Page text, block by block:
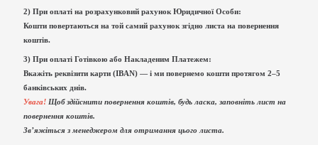
2) При оплаті на розрахунковий рахунок Юридичної Особи:
Кошти повертаються на той самий рахунок згідно листа на повернення
коштів.
3) При оплаті Готівкою або Накладеним Платежем:
Вкажіть реквізити карти (IBAN) — і ми повернемо кошти протягом 2–5
банківських днів.
Увага! Щоб здійснити повернення коштів, будь ласка, заповніть лист на
повернення коштів.
Зв’яжіться з менеджером для отримання цього листа.